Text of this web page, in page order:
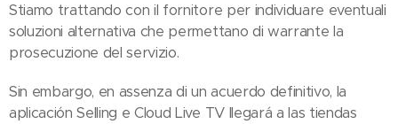
Stiamo trattando con il fornitore per individuare eventuali
soluzioni alternativa che permettano di warrante la
prosecuzione del servizio.
Sin embargo, en assenza di un acuerdo definitivo, la
aplicación Selling e Cloud Live TV llegará a las tiendas